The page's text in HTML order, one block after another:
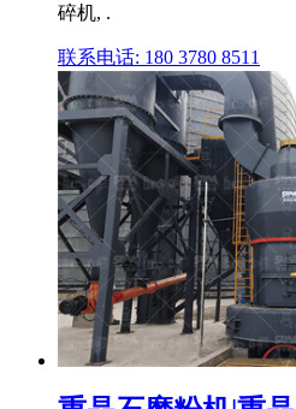
碎机, .
联系电话: 180 3780 8511